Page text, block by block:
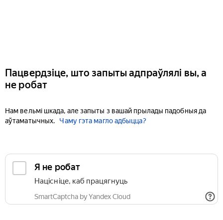
Пацвердзіце, што запыты адпраўлялі вы, а
не робат
Нам вельмі шкада, але запыты з вашай прылады падобныя да
аўтаматычных.
Чаму гэта магло адбыцца?
Я не робат
Націсніце, каб працягнуць
SmartCaptcha by Yandex Cloud